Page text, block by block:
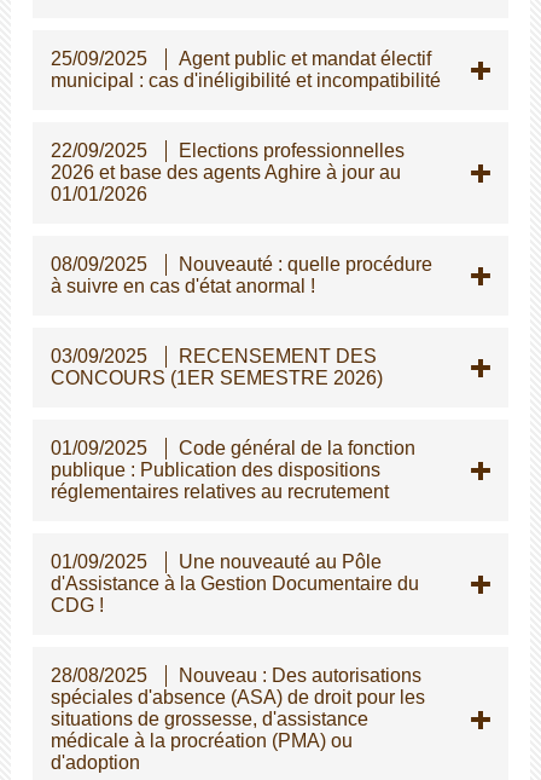
25/09/2025
Agent public et mandat électif
municipal : cas d'inéligibilité et incompatibilité
22/09/2025
Elections professionnelles
2026 et base des agents Aghire à jour au
01/01/2026
08/09/2025
Nouveauté : quelle procédure
à suivre en cas d'état anormal !
03/09/2025
RECENSEMENT DES
CONCOURS (1ER SEMESTRE 2026)
01/09/2025
Code général de la fonction
publique : Publication des dispositions
réglementaires relatives au recrutement
01/09/2025
Une nouveauté au Pôle
d'Assistance à la Gestion Documentaire du
CDG !
28/08/2025
Nouveau : Des autorisations
spéciales d'absence (ASA) de droit pour les
situations de grossesse, d'assistance
médicale à la procréation (PMA) ou
d'adoption